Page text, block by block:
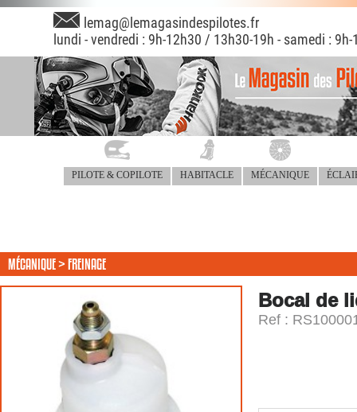
lemag@lemagasindespilotes.fr
lundi - vendredi : 9h-12h30 / 13h30-19h - samedi : 9h-
PILOTE & COPILOTE HABITACLE MÉCANIQUE
MÉCANIQUE >FREINAGE
Bocal de
Ref :